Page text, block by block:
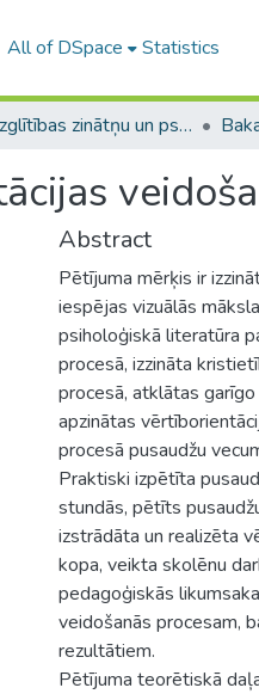
All of DSpace Statistics
A -- Izglītības zinātņu un psiholoģijas fakultāte / Faculty of Education Sciences and Psychology
Abstract
Pētījuma mērķis ir
iespējas vizuālās
psiholoģiskā literatūra
procesā, izzināta
procesā, atklātas
apzinātas
procesā pusaudžu
Praktiski izpētīta
stundās, pētīts
izstrādāta un realizēta
kopa, veikta skolēnu
pedagoģiskās
veidošanās procesam,
rezultātiem.
Pētījuma teorētiskā